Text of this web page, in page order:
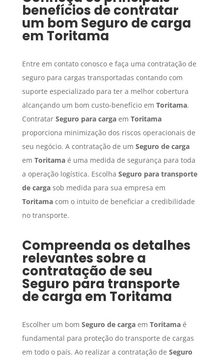
benefícios de contratar
um bom Seguro de carga
em Toritama
Entre em contato conosco e faça uma contratação de
seguro para cargas transportadas contando com
suporte especializado para ter a melhor cobertura
alcançando um bom custo-benefício em Toritama.
Contratar Seguro para cargaem Toritama
proporciona minimização dos riscos operacionais de
seu negócio. A contratação de um Seguro de carga
em Toritamaé uma medida de segurança para toda
a operação logística. Escolha Seguro para transporte
de cargasob medida para sua empresa em
Toritamacom o intuito de beneficiar a credibilidade
no transporte.
Compreenda os detalhes
relevantes sobre a
contratação de seu
Seguro para transporte
de carga em Toritama
Escolher um bom Seguro de cargaem Toritamaé
fundamental para proteção do transporte de cargas
em todo o país. Ao realizar a contratação de Seguro